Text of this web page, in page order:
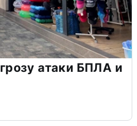
атаки БПЛА и